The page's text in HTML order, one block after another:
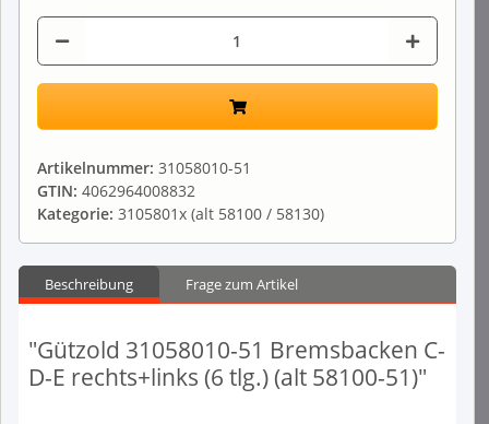
Artikelnummer: 31058010-51
GTIN: 4062964008832
Kategorie: 3105801x (alt 58100 / 58130)
Beschreibung Frage zum Artikel
"Gützold 31058010-51 Bremsbacken C-
D-E rechts+links (6 tlg.) (alt 58100-51)"